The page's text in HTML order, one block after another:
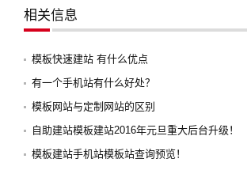
相关信息
模板快速建站 有什么优点
有一个手机站有什么好处？
模板网站与定制网站的区别
自助建站模板建站2016年元旦重大后台升级！
模板建站手机站模板站查询预览！